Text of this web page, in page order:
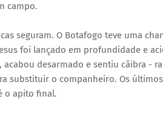
campo.
seguram. O Botafogo teve uma
foi lançado em profundidade e
acabou desarmado e sentiu cãibra -
substituir o companheiro. Os
o apito final.